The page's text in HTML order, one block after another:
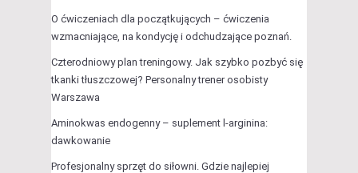
O ćwiczeniach dla początkujących – ćwiczenia
wzmacniające, na kondycję i odchudzające poznań.
Czterodniowy plan treningowy. Jak szybko pozbyć się
tkanki tłuszczowej? Personalny trener osobisty
Warszawa
Aminokwas endogenny – suplement l-arginina:
dawkowanie
Profesjonalny sprzęt do siłowni. Gdzie najlepiej